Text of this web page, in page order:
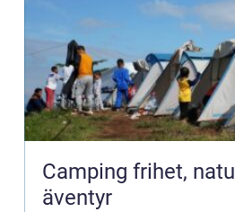
Camping frihet, natur och enkla
äventyr